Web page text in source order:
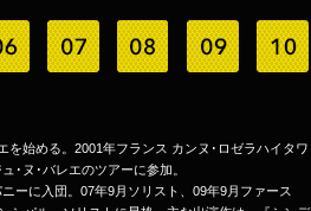
を始める。2001年フランス カンヌ･ロゼラハイタワ
･ヌ･バレエのツアーに参加。
ーに入団。07年9月ソリスト、09年9月ファース